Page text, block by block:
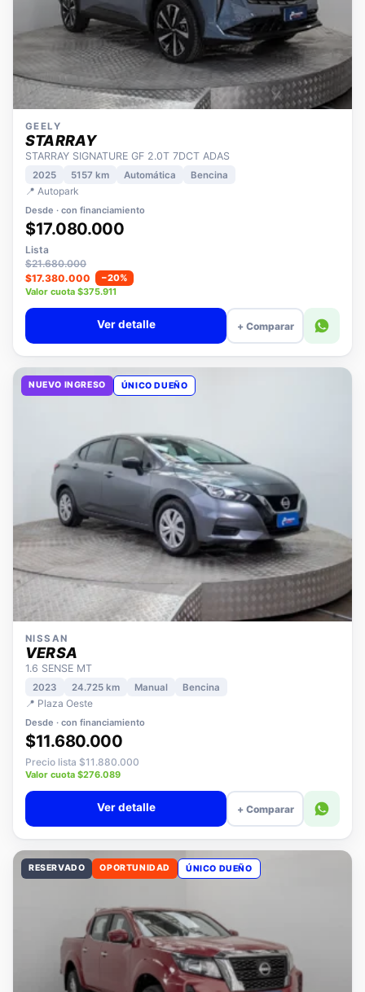
GEELY
STARRAY
STARRAY SIGNATURE GF 2.0T 7DCT ADAS
2025 5157 km
📍 Autopark
Desde · con financiamiento
$17.080.000
Lista
$21.680.000
$17.380.000
−20%
Valor cuota $375.911
+ Comparar
NUEVO INGRESO
NISSAN
VERSA
1.6 SENSE MT
2023 24.725 km
📍 Plaza Oeste
Desde · con financiamiento
$11.680.000
Precio lista $11.880.000
Valor cuota $276.089
+ Comparar
RESERVADO OPORTUNIDAD